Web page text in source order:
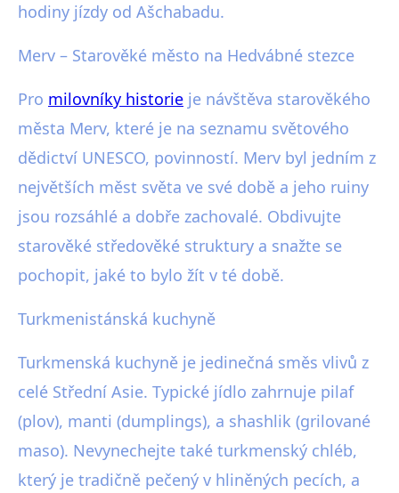
hodiny jízdy od Ašchabadu.
Merv – Starověké město na Hedvábné stezce
Pro milovníky historie je návštěva starověkého
města Merv, které je na seznamu světového
dědictví UNESCO, povinností. Merv byl jedním z
největších měst světa ve své době a jeho ruiny
jsou rozsáhlé a dobře zachovalé. Obdivujte
starověké středověké struktury a snažte se
pochopit, jaké to bylo žít v té době.
Turkmenistánská kuchyně
Turkmenská kuchyně je jedinečná směs vlivů z
celé Střední Asie. Typické jídlo zahrnuje pilaf
(plov), manti (dumplings), a shashlik (grilované
maso). Nevynechejte také turkmenský chléb,
který je tradičně pečený v hliněných pecích, a